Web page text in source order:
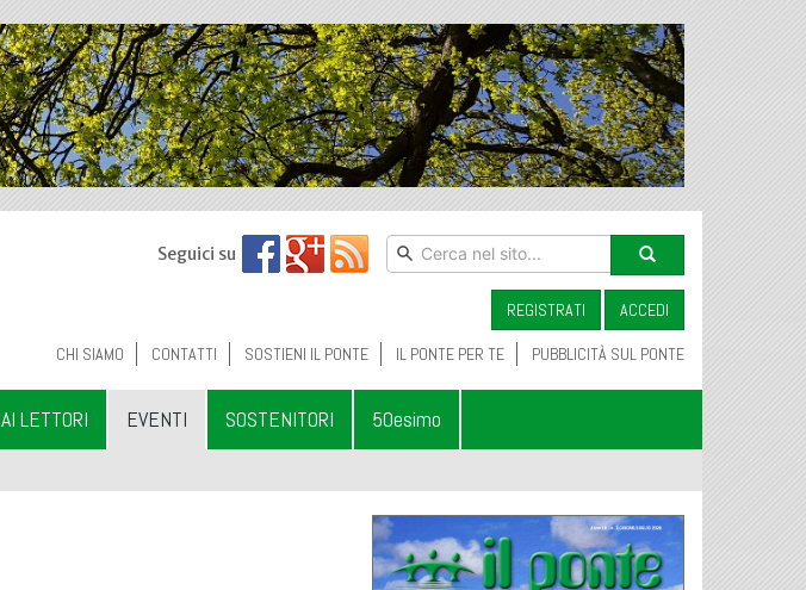
Seguici su
REGISTRATI ACCEDI
CHI SIAMO CONTATTI SOSTIENI IL PONTE IL PONTE PER TE PUBBLICITÀ SUL PONTE
LETTORI EVENTI SOSTENITORI 50esimo